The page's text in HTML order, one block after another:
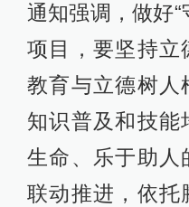
通知强调，做好“
项目，要坚持立
教育与立德树人
知识普及和技能
生命、乐于助人
联动推进，依托